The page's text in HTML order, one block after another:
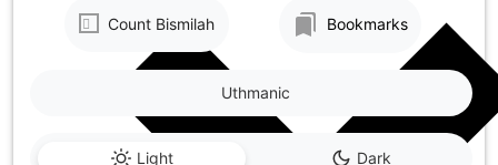
Count Bismilah Bookmarks
Light Dark
Uthmanic